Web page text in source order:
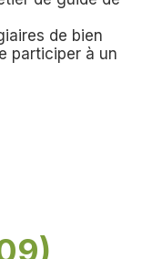
de bien
participer à un